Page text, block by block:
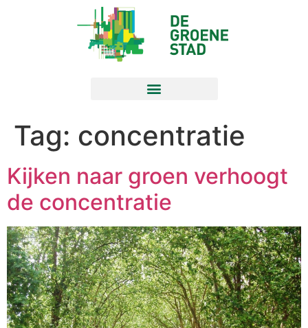
Tag: concentratie
Kijken naar groen verhoogt
de concentratie